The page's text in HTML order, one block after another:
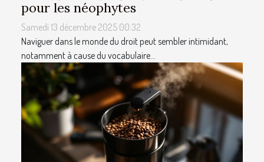
pour les néophytes
Samedi 13 décembre 2025 00:32
Naviguer dans le monde du droit peut sembler intimidant,
notamment à cause du vocabulaire...